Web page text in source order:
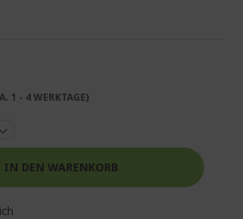
1 - 4 WERKTAGE)
IN DEN WARENKORB